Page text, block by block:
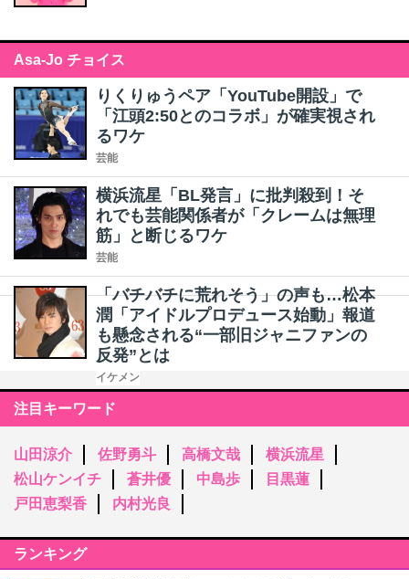
Asa-Jo チョイス
りくりゅうペア「YouTube開設」で
「江頭2:50とのコラボ」が確実視され
るワケ
芸能
横浜流星「BL発言」に批判殺到！そ
れでも芸能関係者が「クレームは無理
筋」と断じるワケ
芸能
「バチバチに荒れそう」の声も…松本
潤「アイドルプロデュース始動」報道
も懸念される“一部旧ジャニファンの
反発”とは
イケメン
注目キーワード
山田涼介 佐野勇斗 高橋文哉
横浜流星
松山ケンイチ
蒼井優 中島歩
目黒蓮
戸田恵梨香
内村光良
ランキング